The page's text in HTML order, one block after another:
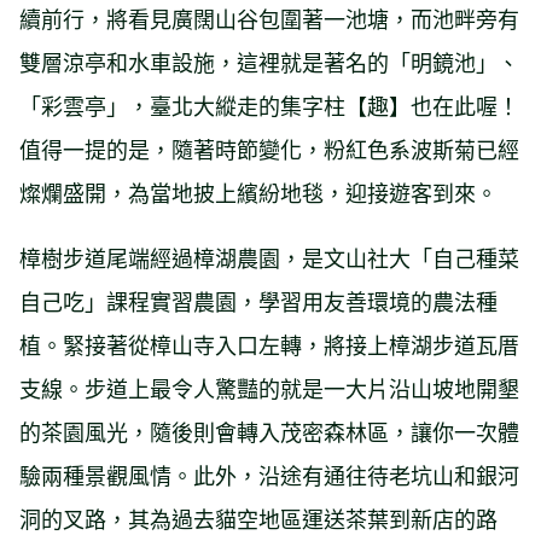
續前行，將看見廣闊山谷包圍著一池塘，而池畔旁有
雙層涼亭和水車設施，這裡就是著名的「明鏡池」、
「彩雲亭」，臺北大縱走的集字柱【趣】也在此喔！
值得一提的是，隨著時節變化，粉紅色系波斯菊已經
燦爛盛開，為當地披上繽紛地毯，迎接遊客到來。
樟樹步道尾端經過樟湖農園，是文山社大「自己種菜
自己吃」課程實習農園，學習用友善環境的農法種
植。緊接著從樟山寺入口左轉，將接上樟湖步道瓦厝
支線。步道上最令人驚豔的就是一大片沿山坡地開墾
的茶園風光，隨後則會轉入茂密森林區，讓你一次體
驗兩種景觀風情。此外，沿途有通往待老坑山和銀河
洞的叉路，其為過去貓空地區運送茶葉到新店的路